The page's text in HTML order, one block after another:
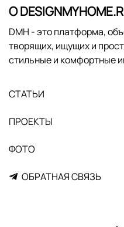
О
DMH - это платформа,
творящих, ищущих и
стильные и комфортные
СТАТЬИ
ПРОЕКТЫ
ФОТО
ОБРАТНАЯ СВЯЗЬ